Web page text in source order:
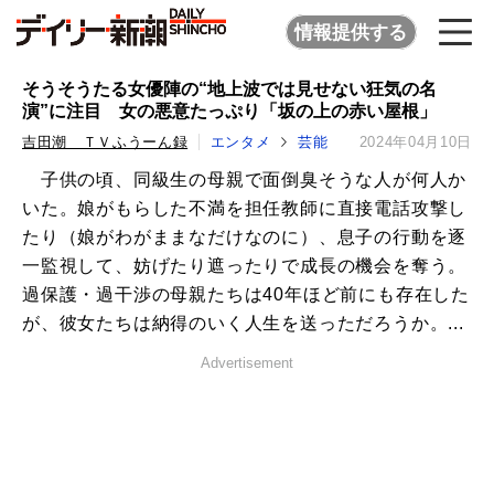
情報提供する
そうそうたる女優陣の“地上波では見せない狂気の名
演”に注目 女の悪意たっぷり「坂の上の赤い屋根」
吉田潮 ＴＶふうーん録 エンタメ 芸能 2024年04月10日
子供の頃、同級生の母親で面倒臭そうな人が何人か
いた。娘がもらした不満を担任教師に直接電話攻撃し
たり（娘がわがままなだけなのに）、息子の行動を逐
一監視して、妨げたり遮ったりで成長の機会を奪う。
過保護・過干渉の母親たちは40年ほど前にも存在した
が、彼女たちは納得のいく人生を送っただろうか。...
Advertisement